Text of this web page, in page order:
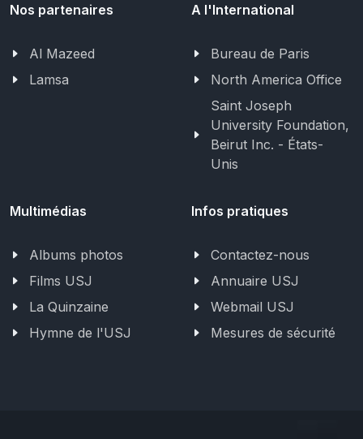
Nos partenaires
Al Mazeed
Lamsa
A l'International
Bureau de Paris
North America Office
Saint Joseph
University Foundation,
Beirut Inc. - États-
Unis
Multimédias
Albums photos
Films USJ
La Quinzaine
Hymne de l'USJ
Infos pratiques
Contactez-nous
Annuaire USJ
Webmail USJ
Mesures de sécurité